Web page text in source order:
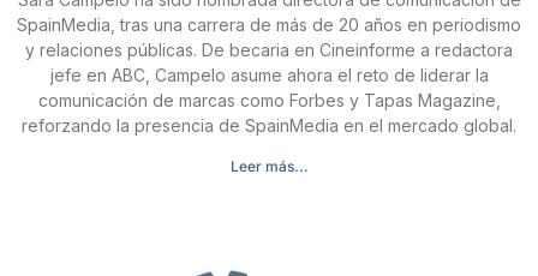
SpainMedia, tras una carrera de más de 20 años en periodismo
y relaciones públicas. De becaria en Cineinforme a redactora
jefe en ABC, Campelo asume ahora el reto de liderar la
comunicación de marcas como Forbes y Tapas Magazine,
reforzando la presencia de SpainMedia en el mercado global.
Leer más...